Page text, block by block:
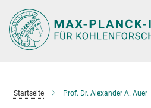
Hauptinhalt
Startseite Prof. Dr. Alexander A. Auer